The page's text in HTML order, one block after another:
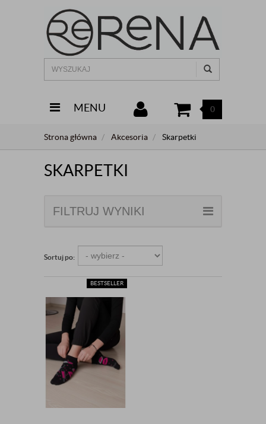
MENU 0
Strona główna Akcesoria Skarpetki
SKARPETKI
FILTRUJ WYNIKI
Sortuj po:
BESTSELLER